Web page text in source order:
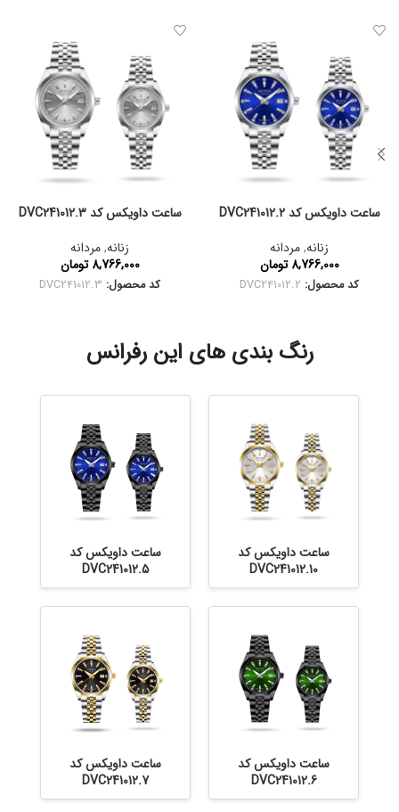
ساعت داویکس کد DVC241012.2
زنانه,مردانه
8,766,000 تومان
کد محصول: DVC241012.2
ساعت داویکس کد DVC241012.3
زنانه,مردانه
8,766,000 تومان
کد محصول: DVC241012.3
رنگ بندی های این رفرانس
ساعت داویکس کد
DVC241012.10
ساعت داویکس کد
DVC241012.5
ساعت داویکس کد
DVC241012.6
ساعت داویکس کد
DVC241012.7